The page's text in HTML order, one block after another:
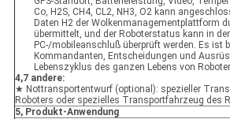
Co, H2S, CH4, CL2, NH3, O2 kann
Daten H2 der Wolkenmanagementplattform
übermittelt, und der Roboterstatus kann in
PC-/mobileanschluß überprüft werden. Es ist
Kommandanten, Entscheidungen und
Lebenszyklus des ganzen Lebens von
4,7 andere:
★ Nottransportentwurf (optional): spezieller
Roboters oder spezielles Transportfahrzeug des
5, Produkt-Anwendung